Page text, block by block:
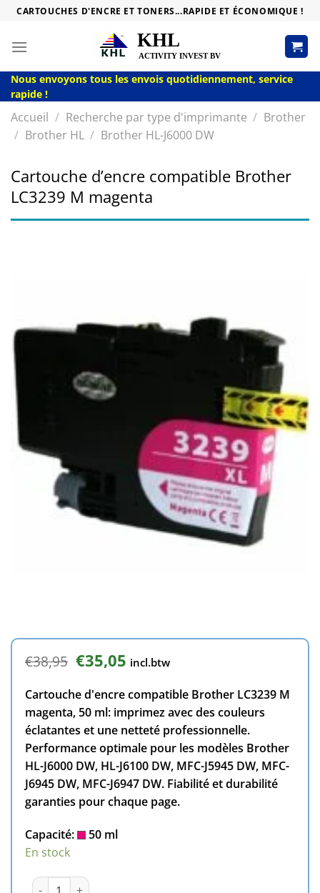
Passer
contenu
CARTOUCHES D'ENCRE ET TONERS...RAPIDE ET ÉCONOMIQUE !
Nous envoyons tous les envois quotidiennement, service
rapide !
Accueil / Recherche par type d'imprimante / Brother
/ Brother HL / Brother HL-J6000 DW
Cartouche d’encre compatible Brother
LC3239 M magenta
€38,95 Le
prix
initial
était :
€38,95.
€35,05Le
prix
est :
€35,05.
incl.btw
Cartouche d'encre compatible Brother LC3239 M
magenta, 50 ml: imprimez avec des couleurs
éclatantes et une netteté professionnelle.
Performance optimale pour les modèles Brother
HL-J6000 DW, HL-J6100 DW, MFC-J5945 DW, MFC-
J6945 DW, MFC-J6947 DW. Fiabilité et durabilité
garanties pour chaque page.
Capacité:
50 ml
En stock
quantité de Cartouche d'encre compatible Brother